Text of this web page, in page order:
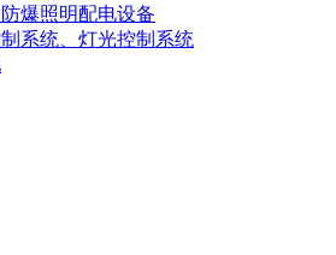
爆照明配电设备
系统、灯光控制系统